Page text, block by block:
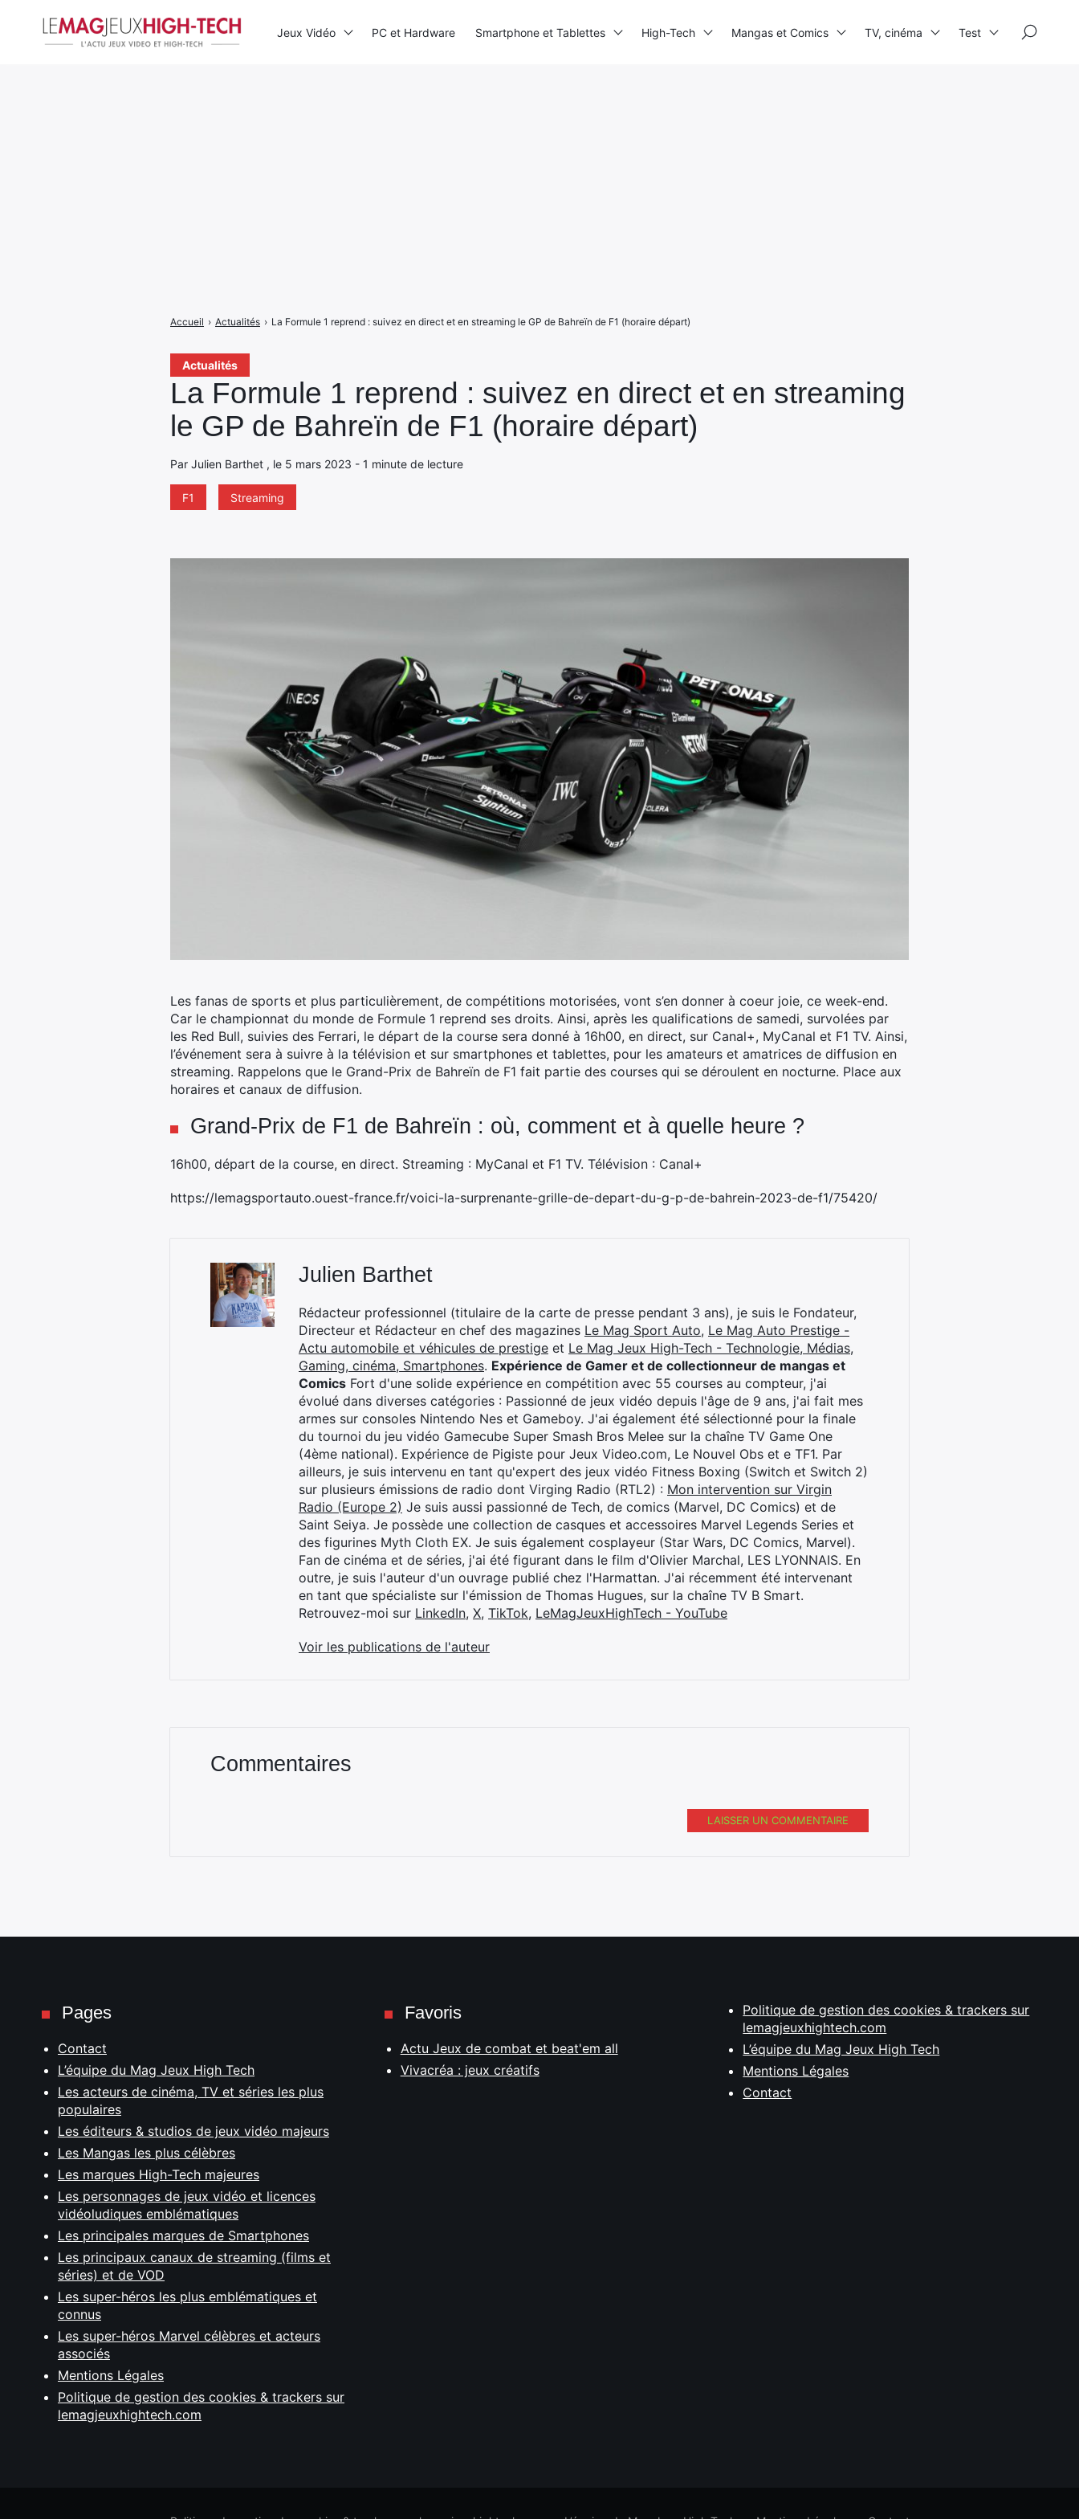
Actualités
La Formule 1 reprend : suivez en direct et en streaming
le GP de Bahreïn de F1 (horaire départ)
Par Julien Barthet , le 5 mars 2023 - 1 minute de lecture
F1 Streaming
Accueil › Actualités › La Formule 1 reprend : suivez en direct et en streaming le GP de Bahreïn de F1 (horaire départ)
Les fanas de sports et plus particulièrement, de compétitions motorisées, vont s’en donner à coeur joie, ce week-end.
Car le championnat du monde de Formule 1 reprend ses droits. Ainsi, après les qualifications de samedi, survolées par
les Red Bull, suivies des Ferrari, le départ de la course sera donné à 16h00, en direct, sur Canal+, MyCanal et F1 TV. Ainsi,
l’événement sera à suivre à la télévision et sur smartphones et tablettes, pour les amateurs et amatrices de diffusion en
streaming. Rappelons que le Grand-Prix de Bahreïn de F1 fait partie des courses qui se déroulent en nocturne. Place aux
horaires et canaux de diffusion.
Grand-Prix de F1 de Bahreïn : où, comment et à quelle heure ?
16h00, départ de la course, en direct. Streaming : MyCanal et F1 TV. Télévision : Canal+
https://lemagsportauto.ouest-france.fr/voici-la-surprenante-grille-de-depart-du-g-p-de-bahrein-2023-de-f1/75420/
Julien Barthet
Rédacteur professionnel (titulaire de la carte de presse pendant 3 ans), je suis le Fondateur,
Directeur et Rédacteur en chef des magazines Le Mag Sport Auto, Le Mag Auto Prestige -
Actu automobile et véhicules de prestige et Le Mag Jeux High-Tech - Technologie, Médias,
Gaming, cinéma, Smartphones. Expérience de Gamer et de collectionneur de mangas et
Comics Fort d'une solide expérience en compétition avec 55 courses au compteur, j'ai
évolué dans diverses catégories : Passionné de jeux vidéo depuis l'âge de 9 ans, j'ai fait mes
armes sur consoles Nintendo Nes et Gameboy. J'ai également été sélectionné pour la finale
du tournoi du jeu vidéo Gamecube Super Smash Bros Melee sur la chaîne TV Game One
(4ème national). Expérience de Pigiste pour Jeux Video.com, Le Nouvel Obs et e TF1. Par
ailleurs, je suis intervenu en tant qu'expert des jeux vidéo Fitness Boxing (Switch et Switch 2)
sur plusieurs émissions de radio dont Virging Radio (RTL2) : Mon intervention sur Virgin
Radio (Europe 2) Je suis aussi passionné de Tech, de comics (Marvel, DC Comics) et de
Saint Seiya. Je possède une collection de casques et accessoires Marvel Legends Series et
des figurines Myth Cloth EX. Je suis également cosplayeur (Star Wars, DC Comics, Marvel).
Fan de cinéma et de séries, j'ai été figurant dans le film d'Olivier Marchal, LES LYONNAIS. En
outre, je suis l'auteur d'un ouvrage publié chez l'Harmattan. J'ai récemment été intervenant
en tant que spécialiste sur l'émission de Thomas Hugues, sur la chaîne TV B Smart.
Retrouvez-moi sur LinkedIn, X, TikTok, LeMagJeuxHighTech - YouTube
Voir les publications de l'auteur
Commentaires
LAISSER UN COMMENTAIRE
Jeux Vidéo PC et Hardware Smartphone et Tablettes High-Tech Mangas et Comics TV, cinéma Test
Pages
Contact
L’équipe du Mag Jeux High Tech
Les acteurs de cinéma, TV et séries les plus
populaires
Les éditeurs & studios de jeux vidéo majeurs
Les Mangas les plus célèbres
Les marques High-Tech majeures
Les personnages de jeux vidéo et licences
vidéoludiques emblématiques
Les principales marques de Smartphones
Les principaux canaux de streaming (films et
séries) et de VOD
Les super-héros les plus emblématiques et
connus
Les super-héros Marvel célèbres et acteurs
associés
Mentions Légales
Politique de gestion des cookies & trackers sur
lemagjeuxhightech.com
Favoris
Actu Jeux de combat et beat'em all
Vivacréa : jeux créatifs
Politique de gestion des cookies & trackers sur
lemagjeuxhightech.com
L’équipe du Mag Jeux High Tech
Mentions Légales
Contact